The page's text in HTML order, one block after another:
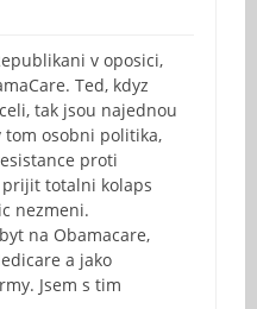
v oposici,
Ted, kdyz
tak jsou najednou
tom osobni politika,
proti
totalni kolaps
nezmeni.
na Obamacare,
a jako
Jsem s tim